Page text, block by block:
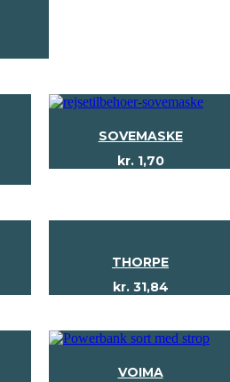
SOVEMASKE
kr.1,70
THORPE
kr.31,84
VOIMA